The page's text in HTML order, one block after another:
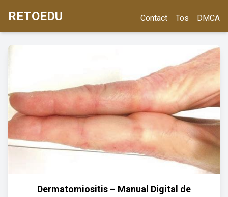
RETOEDU Contact Tos DMCA
Dermatomiositis – Manual Digital de